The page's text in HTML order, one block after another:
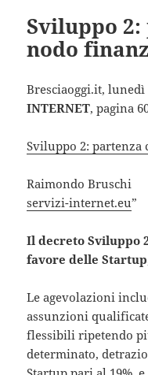
Sviluppo
nodo
Bresciaoggi.it, lunedì
INTERNET, pagina
Sviluppo 2:
Raimondo Bruschi
servizi-internet.eu”
Il decreto Sviluppo
favore delle
Le agevolazioni
assunzioni
flessibili ripetendo
determinato,